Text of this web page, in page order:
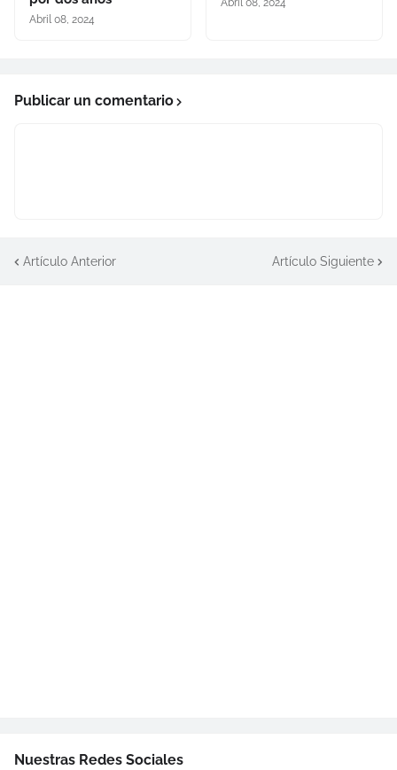
Abril 08, 2024
Abril 08, 2024
Publicar un comentario
Artículo Anterior Artículo Siguiente
Nuestras Redes Sociales